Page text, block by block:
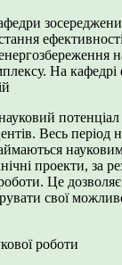
На кафедрі
Весь період
проекти, за
Це
свої
роботи